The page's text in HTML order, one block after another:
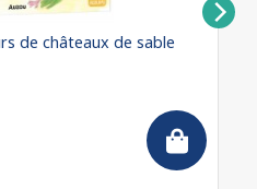
de châteaux de sable